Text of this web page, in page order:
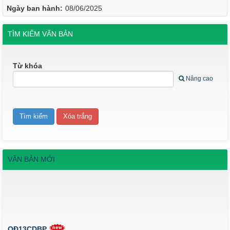
Ngày ban hành: 08/06/2025
TÌM KIẾM VĂN BẢN
Từ khóa
Nâng cao
VĂN BẢN MỚI
QĐ13CDBP